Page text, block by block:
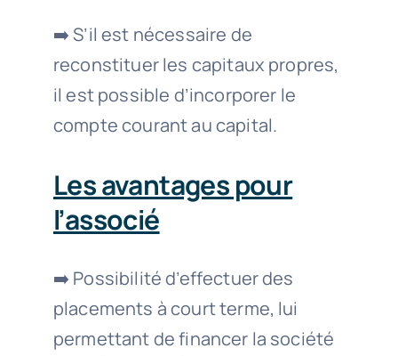
➡️ S’il est nécessaire de
reconstituer les capitaux propres,
il est possible d’incorporer le
compte courant au capital.
Les avantages pour
l’associé
➡️ Possibilité d’effectuer des
placements à court terme, lui
permettant de financer la société